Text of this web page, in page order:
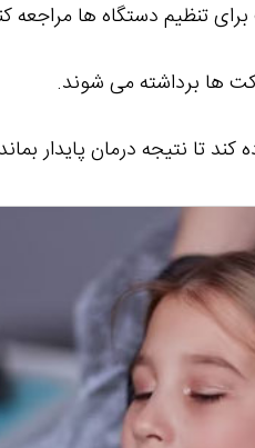
تنظیم دستگاه ها مراجعه
ها برداشته می شوند.
کند تا نتیجه درمان پایدار